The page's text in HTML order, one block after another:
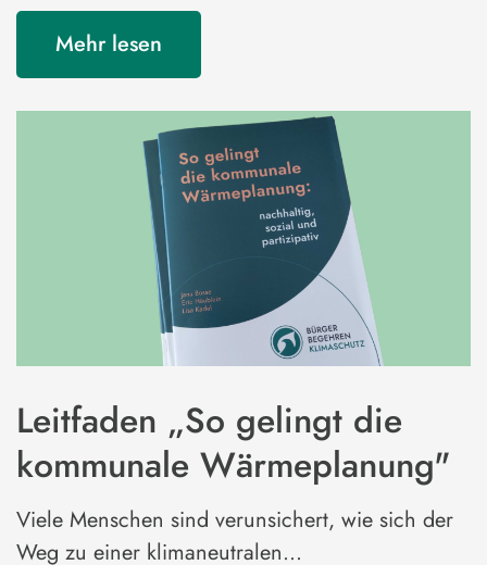
Mehr lesen
Leitfaden „So gelingt die
kommunale Wärmeplanung"
Viele Menschen sind verunsichert, wie sich der
Weg zu einer klimaneutralen…